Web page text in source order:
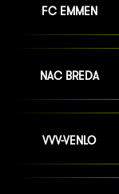
FC EMMEN
NAC BREDA
VVV-VENLO